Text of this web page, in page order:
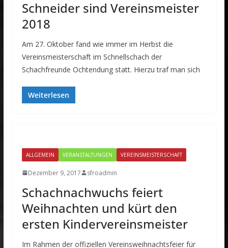
Schneider sind Vereinsmeister
2018
Am 27. Oktober fand wie immer im Herbst die
Vereinsmeisterschaft im Schnellschach der
Schachfreunde Ochtendung statt. Hierzu traf man sich
Weiterlesen
ALLGEMEIN VERANSTALTUNGEN VEREINSMEISTERSCHAFT
Dezember 9, 2017 sfroadmin
Schachnachwuchs feiert
Weihnachten und kürt den
ersten Kindervereinsmeister
Im Rahmen der offiziellen Vereinsweihnachtsfeier für